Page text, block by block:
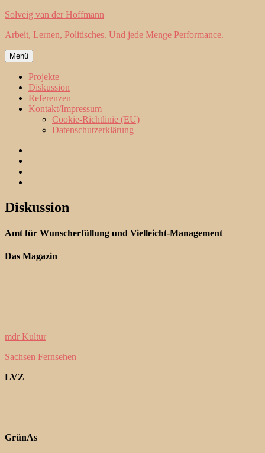
Zum
springen
Solveig van der Hoffmann
Arbeit, Lernen, Politisches. Und jede Menge Performance.
Menü
Projekte
Diskussion
Referenzen
Kontakt/Impressum
Cookie-Richtlinie (EU)
Datenschutzerklärung
Diskussion
Amt für Wunscherfüllung und Vielleicht-Management
Das Magazin
mdr Kultur
Sachsen Fernsehen
LVZ
GrünAs